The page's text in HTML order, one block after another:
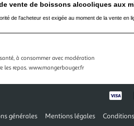
vente de boissons alcooliques aux
de l'acheteur est exigée au moment de la vente en
à consommer avec modération
les repas. www.mangerbouger.fr
générales Mentions légales